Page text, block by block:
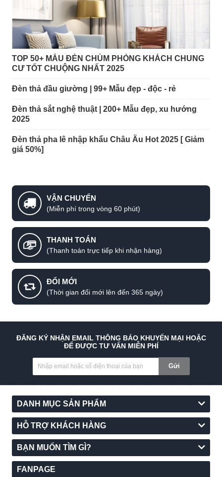
TOP 50+ MẪU ĐÈN CHÙM PHÒNG KHÁCH CHUNG
CƯ TỐT CHUỘNG NHẤT 2025
Đèn thả đầu giường | 99+ Mẫu đẹp - độc - rẻ
Đèn thả sắt nghệ thuật | 200+ Mẫu đẹp, xu hướng
2025
Đèn thả pha lê nhập khẩu Châu Âu Hot 2025 [ Giảm
giá 50%]
VẬN CHUYỂN
(Miễn phí trong vòng 60 phút)
THANH TOÁN
(Thanh toán trực tiếp khi nhận hàng)
ĐỔI MỚI
(Thời gian đổi mới lên đến 365 ngày)
ĐĂNG KÝ NHẬN EMAIL THÔNG BÁO KHUYẾN MẠI HOẶC
ĐỂ ĐƯỢC TƯ VẤN MIỄN PHÍ
Gửi
DANH MỤC SẢN PHẨM
HỖ TRỢ KHÁCH HÀNG
BẠN MUỐN TÌM GÌ?
FANPAGE